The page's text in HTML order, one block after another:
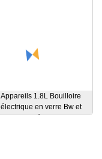
Appareils 1.8L Bouilloire
électrique en verre Bw et
pot de santé en verre de